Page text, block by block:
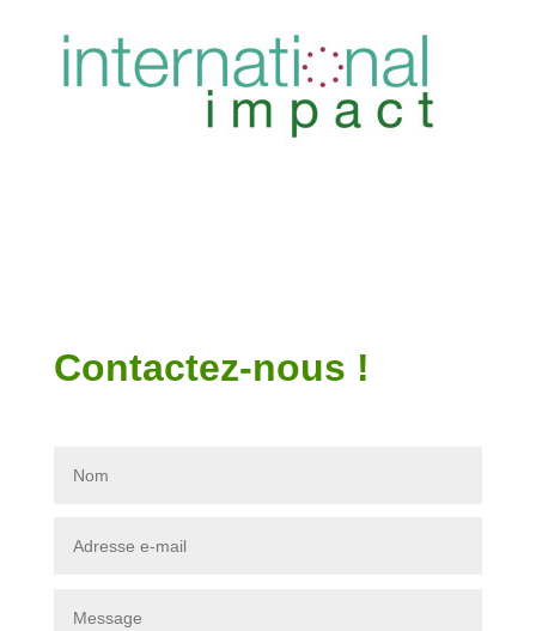
Contactez-nous !